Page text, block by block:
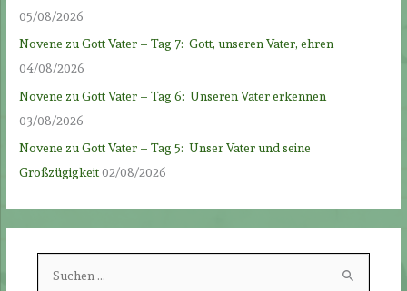
05/08/2026
Novene zu Gott Vater – Tag 7: Gott, unseren Vater, ehren
04/08/2026
Novene zu Gott Vater – Tag 6: Unseren Vater erkennen
03/08/2026
Novene zu Gott Vater – Tag 5: Unser Vater und seine
Großzügigkeit02/08/2026